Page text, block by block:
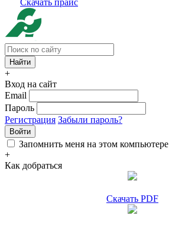
Скачать прайс
+
Вход на сайт
Email
Пароль
Регистрация Забыли пароль?
Войти
Запомнить меня на этом компьютере
+
Как добраться
Скачать PDF